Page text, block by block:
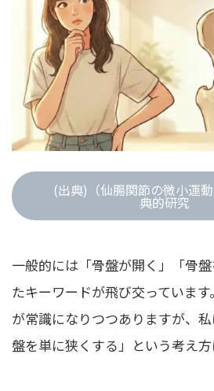
(出典)（仙腸関節の微小運
典的研究
一般的には「骨盤が開く」「骨
たキーワードが飛び交っていま
が常識になりつつありますが、
盤を単に狭くする」という考え方